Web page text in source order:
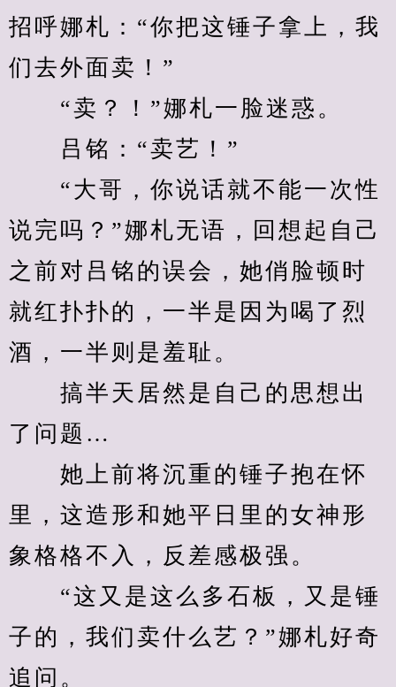
招呼娜札：“你把这锤子拿上，我
们去外面卖！”
“卖？！”娜札一脸迷惑。
吕铭：“卖艺！”
“大哥，你说话就不能一次性
说完吗？”娜札无语，回想起自己
之前对吕铭的误会，她俏脸顿时
就红扑扑的，一半是因为喝了烈
酒，一半则是羞耻。
搞半天居然是自己的思想出
了问题…
她上前将沉重的锤子抱在怀
里，这造形和她平日里的女神形
象格格不入，反差感极强。
“这又是这么多石板，又是锤
子的，我们卖什么艺？”娜札好奇
追问。